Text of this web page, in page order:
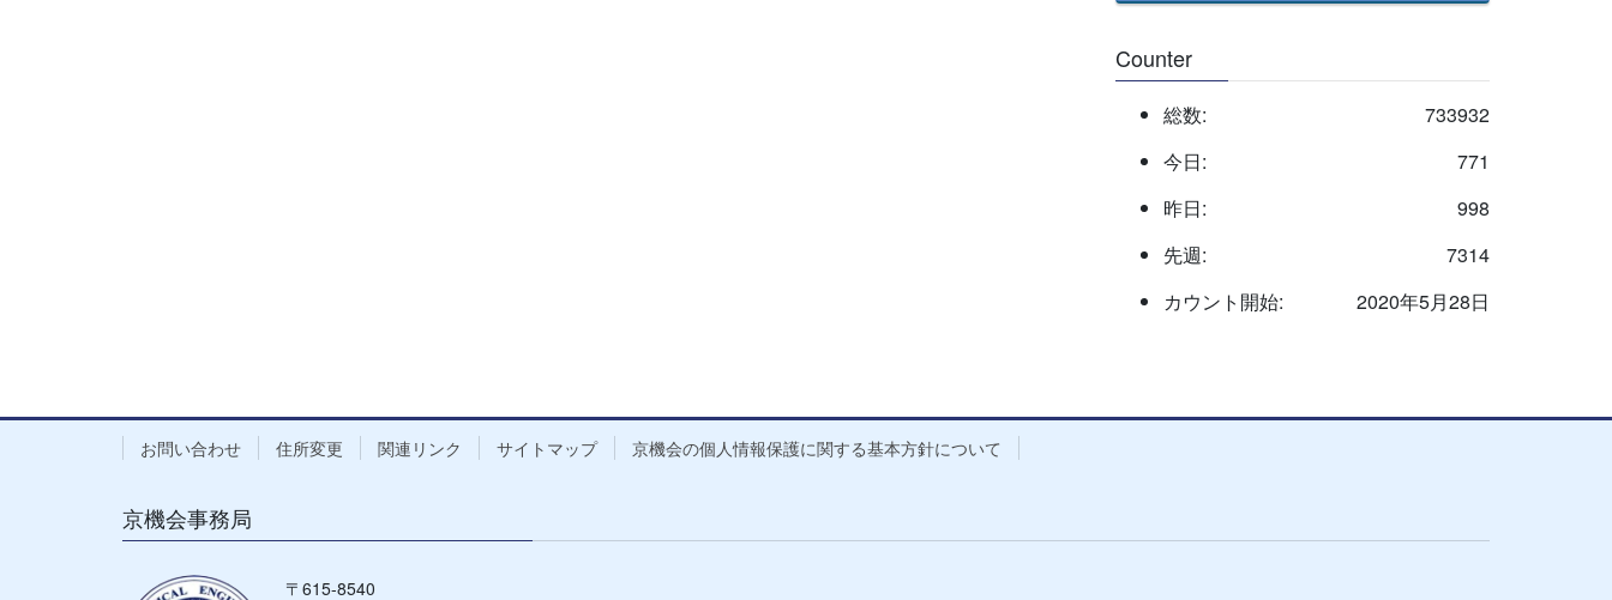
Counter
733932
総数:
771
今日:
998
昨日:
7314
先週:
2020年5月28日
カウント開始:
お問い合わせ 住所変更 関連リンク サイトマップ 京機会の個人情報保護に関する基本方針について
京機会事務局
〒615-8540